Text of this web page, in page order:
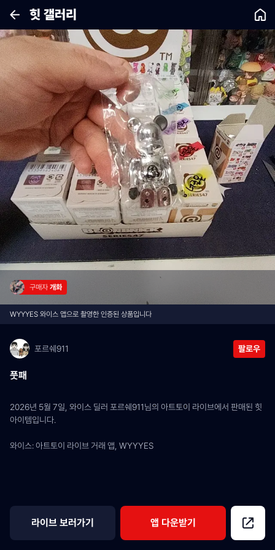
힛 갤러리
구매자 개화
WYYYES 와이스 앱으로 촬영한 인증된 상품입니다
포르쉐911 팔로우
풋패
2026년 5월 7일, 와이스 딜러 포르쉐911님의 아트토이 라이브에서 판매된 힛
아이템입니다.
와이스: 아트토이 라이브 거래 앱, WYYYES
라이브 보러가기 앱 다운받기